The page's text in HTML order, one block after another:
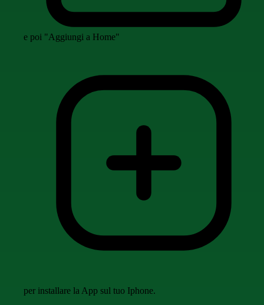
e poi "Aggiungi a Home"
per installare la App sul tuo Iphone.